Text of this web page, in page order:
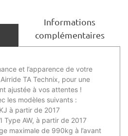
Informations
complémentaires
et l’apparence de votre
TA Technix, pour une
ajustée à vos attentes !
les modèles suivants :
à partir de 2017
Type AW, à partir de 2017
maximale de 990kg à l’avant